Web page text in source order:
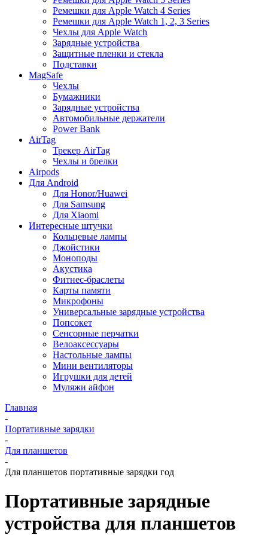
Ремешки для Apple Watch 4 Series
Ремешки для Apple Watch 1, 2, 3 Series
Чехлы для Apple Watch
Зарядные устройства
Защитные пленки и стекла
Подставки
MagSafe
Чехлы
Бумажники
Зарядные устройства
Автомобильные держатели
Power Bank
AirTag
Трекер AirTag
Чехлы и брелки
Airpods
Для Android
Для Honor/Huawei
Для Samsung
Для Xiaomi
Интересные штучки
Кольцевые лампы
Джойстики
Моноподы
Акустика
Фитнес-браслеты
Карты памяти
Микрофоны
Универсальные зарядные устройства
Попсокет
Сенсорные перчатки
Велоаксессуары
Настольные лампы
Мини вентиляторы
Игрушки для детей
Муляжи айфон
Главная
-
Портативные зарядки
-
Для планшетов
-
Для планшетов портативные зарядки год
Портативные зарядные
устройства для планшетов